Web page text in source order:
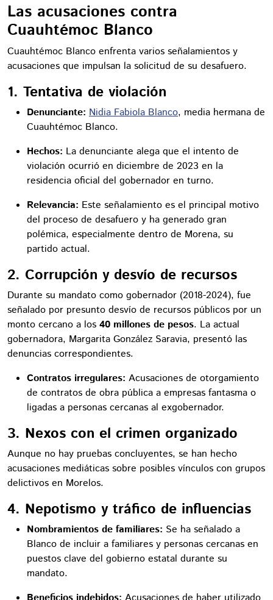
Las acusaciones contra
Cuauhtémoc Blanco
Cuauhtémoc Blanco enfrenta varios señalamientos y
acusaciones que impulsan la solicitud de su desafuero.
1. Tentativa de violación
Denunciante: Nidia Fabiola Blanco, media hermana de
Cuauhtémoc Blanco.
Hechos: La denunciante alega que el intento de
violación ocurrió en diciembre de 2023 en la
residencia oficial del gobernador en turno.
Relevancia: Este señalamiento es el principal motivo
del proceso de desafuero y ha generado gran
polémica, especialmente dentro de Morena, su
partido actual.
2. Corrupción y desvío de recursos
Durante su mandato como gobernador (2018-2024), fue
señalado por presunto desvío de recursos públicos por un
monto cercano a los 40 millones de pesos. La actual
gobernadora, Margarita González Saravia, presentó las
denuncias correspondientes.
Contratos irregulares: Acusaciones de otorgamiento
de contratos de obra pública a empresas fantasma o
ligadas a personas cercanas al exgobernador.
3. Nexos con el crimen organizado
Aunque no hay pruebas concluyentes, se han hecho
acusaciones mediáticas sobre posibles vínculos con grupos
delictivos en Morelos.
4. Nepotismo y tráfico de influencias
Nombramientos de familiares: Se ha señalado a
Blanco de incluir a familiares y personas cercanas en
puestos clave del gobierno estatal durante su
mandato.